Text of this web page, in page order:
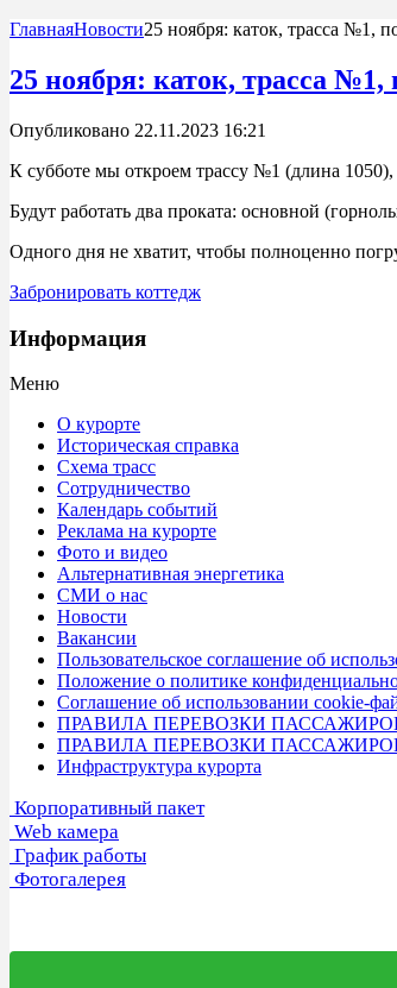
ГлавнаяНовости25 ноября: каток, трасса №1,
25 ноября: каток, трасса
Опубликовано 22.11.2023 16:21
К субботе мы откроем трассу №1 (длина
Будут работать два проката: основной
Одного дня не хватит, чтобы полноценно
Забронировать коттедж
Информация
Меню
О курорте
Историческая справка
Схема трасс
Сотрудничество
Календарь событий
Реклама на курорте
Фото и видео
Альтернативная энергетика
СМИ о нас
Новости
Вакансии
Пользовательское соглашение об
Положение о политике
Соглашение об использовании cookie-
ПРАВИЛА ПЕРЕВОЗКИ ПАССАЖИРОВ на
ПРАВИЛА ПЕРЕВОЗКИ ПАССАЖИРОВ на
Инфраструктура курорта
Корпоративный пакет
Web камера
График работы
Фотогалерея